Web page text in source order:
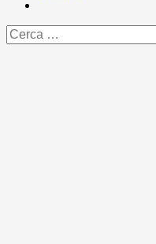
Ricerca
per: